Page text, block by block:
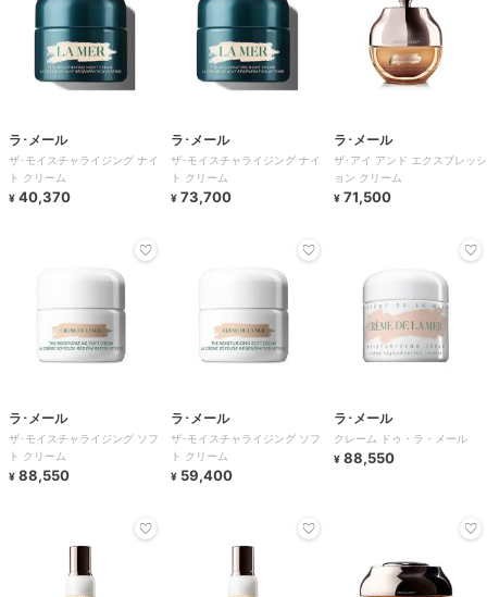
ラ･メール
ザ･モイスチャライジング ナイ
ト クリーム
¥ 40,370
ラ･メール
ザ･モイスチャライジング ナイ
ト クリーム
¥ 73,700
ラ･メール
ザ･アイ アンド エクスプレッシ
ョン クリーム
¥ 71,500
ラ･メール
ザ･モイスチャライジング ソフ
ト クリーム
¥ 88,550
ラ･メール
ザ･モイスチャライジング ソフ
ト クリーム
¥ 59,400
ラ･メール
クレーム ドゥ・ラ・メール
¥ 88,550